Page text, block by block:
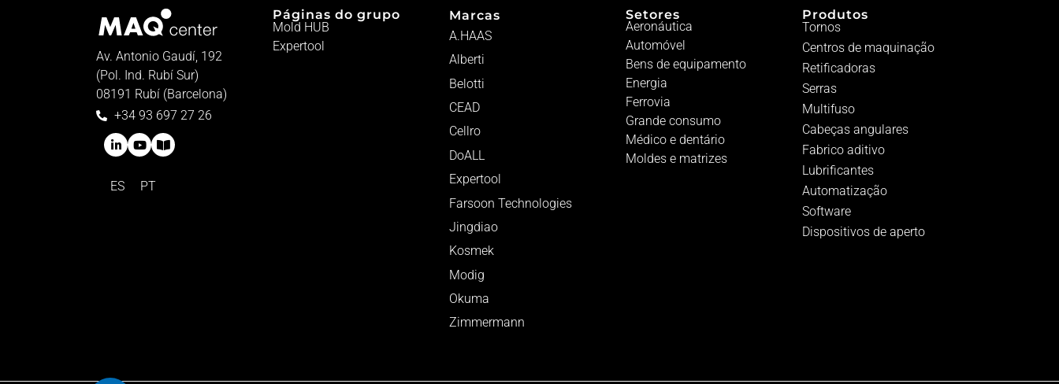
Av. Antonio Gaudí, 192
(Pol. Ind. Rubí Sur)
08191 Rubí (Barcelona)
+34 93 697 27 26
ES PT
Páginas do grupo
Mold HUB
Expertool
Marcas
A.HAAS
Alberti
Belotti
CEAD
Cellro
DoALL
Expertool
Farsoon Technologies
Jingdiao
Kosmek
Modig
Okuma
Zimmermann
Setores
Aeronáutica
Automóvel
Bens de equipamento
Energia
Ferrovia
Grande consumo
Médico e dentário
Moldes e matrizes
Produtos
Tornos
Centros de maquinação
Retificadoras
Serras
Multifuso
Cabeças angulares
Fabrico aditivo
Lubrificantes
Automatização
Software
Dispositivos de aperto